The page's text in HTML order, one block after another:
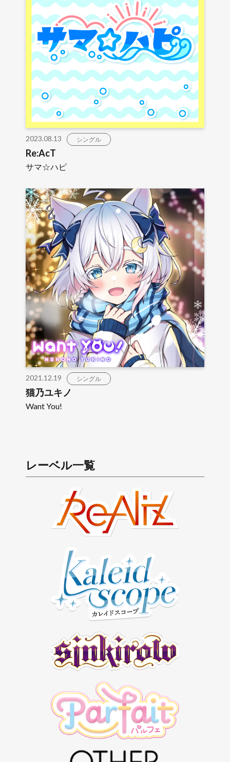
2023.08.13 シングル
Re:AcT
サマ☆ハピ
2021.12.19 シングル
猫乃ユキノ
Want You!
レーベル一覧